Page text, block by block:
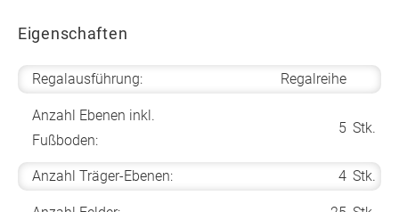
Eigenschaften
Regalausführung: Regalreihe
Anzahl Ebenen inkl.
Fußboden:
5 Stk.
Anzahl Träger-Ebenen: 4 Stk.